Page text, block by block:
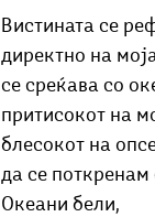
Вистината се
директно на
се среќава со
притисокот на
блесокот на
да се поткренам
Океани бели,